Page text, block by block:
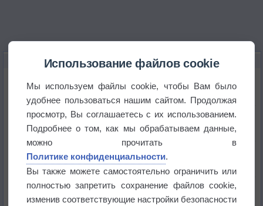
НОВОЕ О ПОГОДЕ
Приложение построит маршрут через тень
Атмосфера начала замерзать
В Приморье обнаружены морские волны тепла
Использование файлов cookie
Мы используем файлы cookie, чтобы Вам было
удобнее пользоваться нашим сайтом. Продолжая
просмотр, Вы соглашаетесь с их использованием.
Подробнее о том, как мы обрабатываем данные,
можно прочитать в
Политике конфиденциальности.
Вы также можете самостоятельно ограничить или
полностью запретить сохранение файлов cookie,
изменив соответствующие настройки безопасности